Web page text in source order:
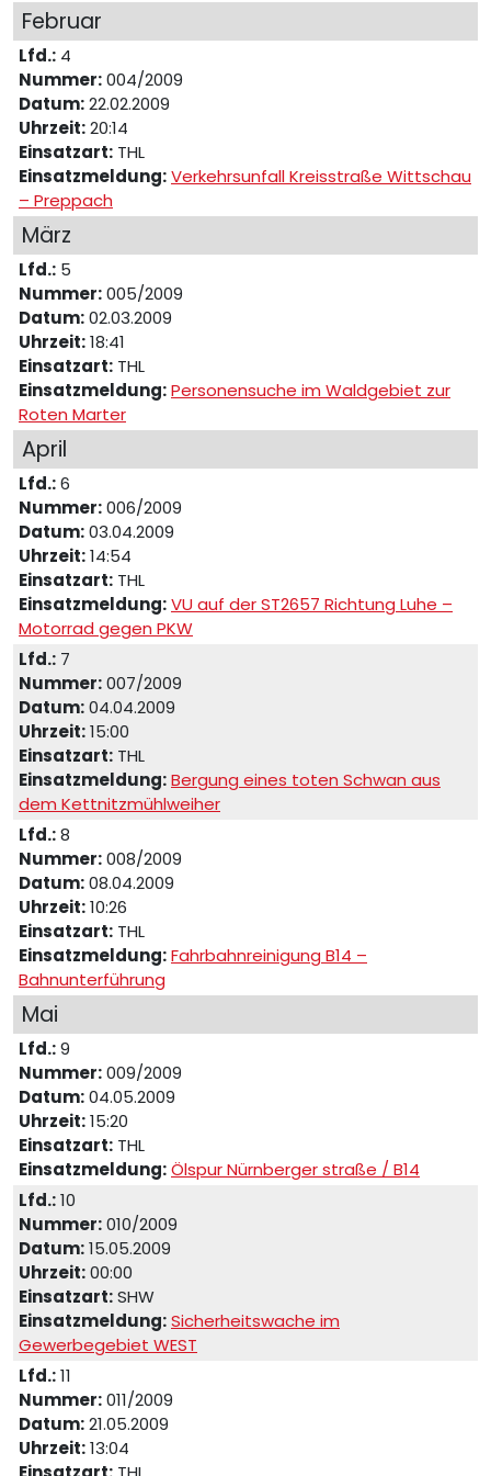
Februar
Lfd.: 4
Nummer:004/2009
Datum:22.02.2009
Uhrzeit:20:14
Einsatzart: THL
Einsatzmeldung:Verkehrsunfall Kreisstraße Wittschau
– Preppach
März
Lfd.: 5
Nummer:005/2009
Datum:02.03.2009
Uhrzeit:18:41
Einsatzart: THL
Einsatzmeldung:Personensuche im Waldgebiet zur
Roten Marter
April
Lfd.:6
Nummer:006/2009
Datum:03.04.2009
Uhrzeit:14:54
Einsatzart: THL
Einsatzmeldung:VU auf der ST2657 Richtung Luhe –
Motorrad gegen PKW
Lfd.: 7
Nummer:007/2009
Datum:04.04.2009
Uhrzeit:15:00
Einsatzart: THL
Einsatzmeldung:Bergung eines toten Schwan aus
dem Kettnitzmühlweiher
Lfd.:8
Nummer:008/2009
Datum:08.04.2009
Uhrzeit:10:26
Einsatzart: THL
Einsatzmeldung:Fahrbahnreinigung B14 –
Bahnunterführung
Mai
Lfd.:9
Nummer:009/2009
Datum:04.05.2009
Uhrzeit:15:20
Einsatzart: THL
Einsatzmeldung:Ölspur Nürnberger straße / B14
Lfd.:10
Nummer:010/2009
Datum:15.05.2009
Uhrzeit:00:00
Einsatzart:SHW
Einsatzmeldung:Sicherheitswache im
Gewerbegebiet WEST
Lfd.:11
Nummer:011/2009
Datum:21.05.2009
Uhrzeit:13:04